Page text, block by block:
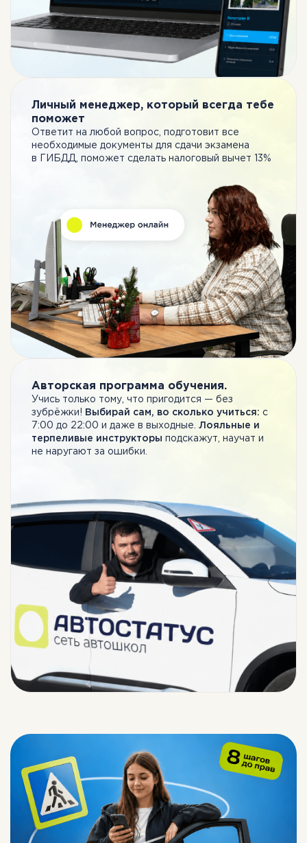
Личный менеджер, который всегда тебе
поможет
Ответит на любой вопрос, подготовит все
необходимые документы для сдачи экзамена
в ГИБДД, поможет сделать налоговый вычет 13%
Авторская программа обучения.
Учись только тому, что пригодится — без
зубрёжки! Выбирай сам, во сколько учиться: с
7:00 до 22:00 и даже в выходные. Лояльные и
терпеливые инструкторы подскажут, научат и
не наругают за ошибки.